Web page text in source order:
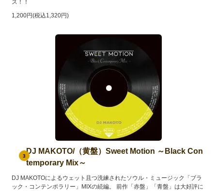
ス！！
1,200円(税込1,320円)
3
DJ MAKOTO/（黄盤）Sweet Motion ～Black Con
temporary Mix～
DJ MAKOTOによるウェット且つ洗練されたソウル・ミュージック「ブラ
ック・コンテンポラリー」MIXの続編。 前作「赤盤」「青盤」は大好評に